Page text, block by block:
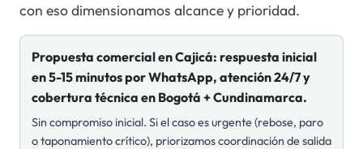
con eso dimensionamos alcance y prioridad.
Propuesta comercial enCajicá: respuesta inicial
en 5-15 minutos por WhatsApp, atención 24/7 y
cobertura técnica en Bogotá + Cundinamarca.
Sin compromiso inicial. Si el caso es urgente (rebose, paro
o taponamiento crítico), priorizamos coordinación de salida